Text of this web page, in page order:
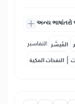
અન્ય
التفاسير: المُيسَّر
النفحات المكية |